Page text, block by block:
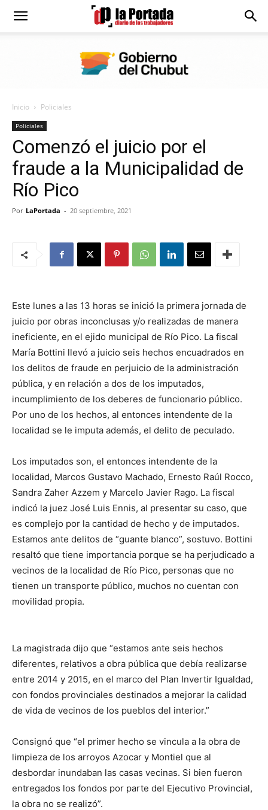
Diario
Portada
Inicio Policiales
Policiales
Comenzó el juicio por el
fraude a la Municipalidad de
Río Pico
Por LaPortada - 20 septiembre, 2021
Este lunes a las 13 horas se inició la primera jornada de
juicio por obras inconclusas y/o realizadas de manera
ineficiente, en el ejido municipal de Río Pico. La fiscal
María Bottini llevó a juicio seis hechos encuadrados en
los delitos de fraude en perjuicio de la administración
pública, y en relación a dos de los imputados,
incumplimiento de los deberes de funcionario público.
Por uno de los hechos, al entonces intendente de la
localidad se le imputa además, el delito de peculado.
Los imputados son, el entonces intendente de la
localidad, Marcos Gustavo Machado, Ernesto Raúl Rocco,
Sandra Zaher Azzem y Marcelo Javier Rago. La fiscal
indicó la juez José Luis Ennis, al presentar su caso, que
es complejo por la cantidad de hecho y de imputados.
Estamos ante delitos de “guante blanco”, sostuvo. Bottini
resaltó que tiene importancia porque se ha perjudicado a
vecinos de la localidad de Río Pico, personas que no
tienen un transporte público, muchos no cuentan con
movilidad propia.
La magistrada dijo que “estamos ante seis hechos
diferentes, relativos a obra pública que debía realizarse
entre 2014 y 2015, en el marco del Plan Invertir Igualdad,
con fondos provinciales destinados a mejorar la calidad
de vida de vecinos de los pueblos del interior.”
Consignó que “el primer hecho se vincula a la obra de
limpieza de los arroyos Azocar y Montiel que al
desbordar inundaban las casas vecinas. Si bien fueron
entregados los fondos por parte del Ejecutivo Provincial,
la obra no se realizó”.